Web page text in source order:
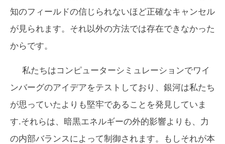
知のフィールドの信じられないほど正確なキャンセル
が見られます。それ以外の方法では存在できなかった
からです。
私たちはコンピューターシミュレーションでワイ
ンバーグのアイデアをテストしており、銀河は私たち
が思っていたよりも堅牢であることを発見していま
す.それらは、暗黒エネルギーの外的影響よりも、力
の内部バランスによって制御されます。もしそれが本